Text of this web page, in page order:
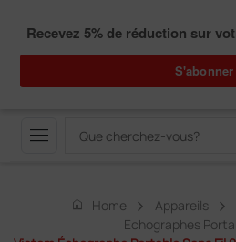
menu
home Home Appareils
Echographes